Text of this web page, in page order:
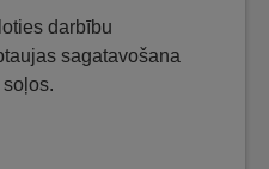
darbību
sagatavošana